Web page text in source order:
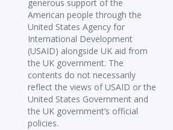
generous support of the
American people through the
United States Agency for
International Development
(USAID) alongside UK aid from
the UK government. The
contents do not necessarily
reflect the views of USAID or the
United States Government and
the UK government’s official
policies.